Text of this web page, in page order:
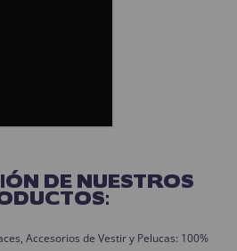
DE NUESTROS
Accesorios de Vestir y Pelucas: 100%